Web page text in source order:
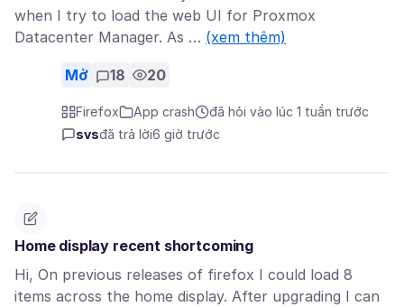
when I try to load the web UI for Proxmox
Datacenter Manager. As … (xem thêm)
Mở 18 20
Firefox App crash
đã hỏi vào lúc 1 tuần trước
svsđã trả lời6 giờ trước
Home display recent shortcoming
Hi, On previous releases of firefox I could load 8
items across the home display. After upgrading I can